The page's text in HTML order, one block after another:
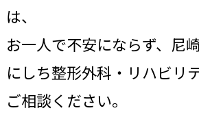
は、
お一人で不安にならず、尼
にしち整形外科・リハビリ
ご相談ください。